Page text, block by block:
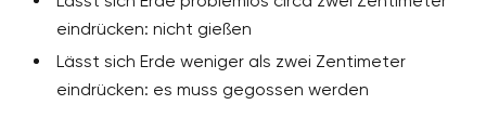
eindrücken: nicht gießen
Lässt sich Erde weniger als zwei Zentimeter
eindrücken: es muss gegossen werden